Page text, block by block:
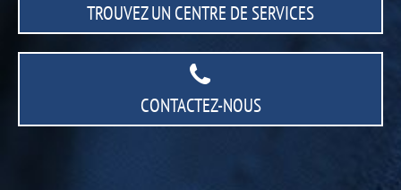
TROUVEZ UN CENTRE DE SERVICES
CONTACTEZ-NOUS